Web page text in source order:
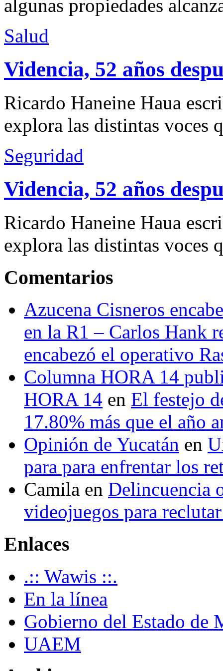
algunas propiedades
Salud
Videncia, 52 años
Ricardo Haneine Haua
explora las distintas voces
Seguridad
Videncia, 52 años
Ricardo Haneine Haua
explora las distintas voces
Comentarios
Azucena Cisneros
en la R1 – Carlos Hank
encabezó el operativo
Columna HORA 14
HORA 14 en El festejo
17.80% más que el año
Opinión de Yucatán en
para para enfrentar los
Camila en Delincuencia
videojuegos para
Enlaces
.:: Wawis ::.
En la línea
Gobierno del Estado de
UAEM